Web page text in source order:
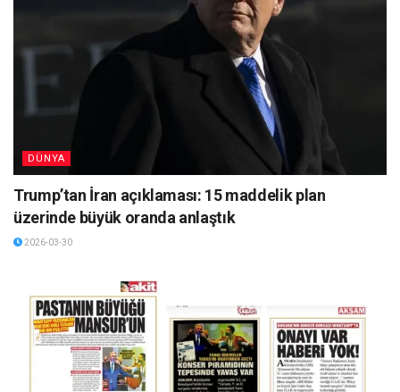
DÜNYA
Trump’tan İran açıklaması: 15 maddelik plan
üzerinde büyük oranda anlaştık
2026-03-30